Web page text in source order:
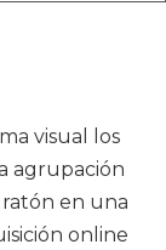
visual los
agrupación
ratón en una
online